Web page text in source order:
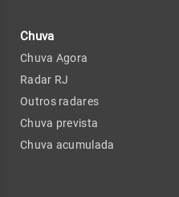
Chuva
Chuva Agora
Radar RJ
Outros radares
Chuva prevista
Chuva acumulada